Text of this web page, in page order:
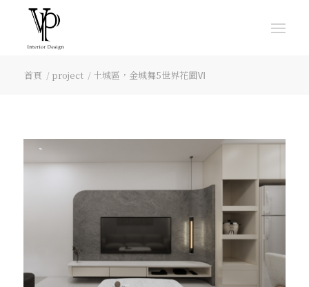
首頁 / project / 土城區，金城舞5世界花園Ⅵ